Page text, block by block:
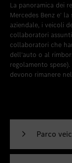
La panoramica dei
Mercedes Benz e'
aziendale, i veicoli
collaboratori
collaboratori che
dell’auto o al
regolamento
devono rimanere
Parco